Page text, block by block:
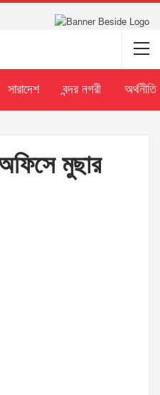
সারাদেশ বন্দর নগরী অর্থনীতি
মুছার